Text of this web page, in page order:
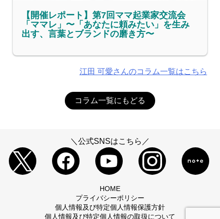
【開催レポート】第7回ママ起業家交流会
「ママレ」〜「あなたに頼みたい」を生み
出す、言葉とブランドの磨き方〜
江田 可愛さんのコラム一覧はこちら
コラム一覧にもどる
＼公式SNSはこちら／
HOME
プライバシーポリシー
個人情報及び特定個人情報保護方針
個人情報及び特定個人情報の取扱について